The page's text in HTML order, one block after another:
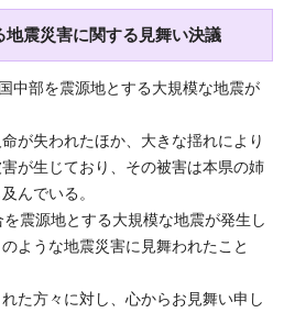
地震災害に関する見舞い決議
中部を震源地とする大規模な地震が
が失われたほか、大きな揺れにより
が生じており、その被害は本県の姉
んでいる。
震源地とする大規模な地震が発生し
ような地震災害に見舞われたこと
た方々に対し、心からお見舞い申し